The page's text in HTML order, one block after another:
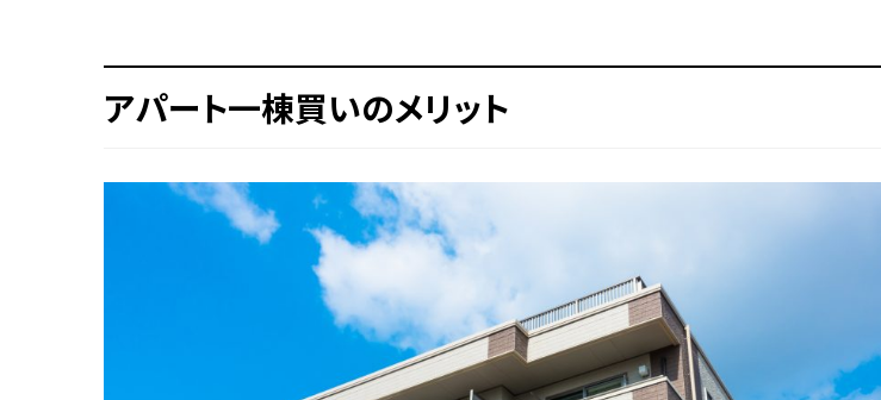
アパート一棟買いのメリット